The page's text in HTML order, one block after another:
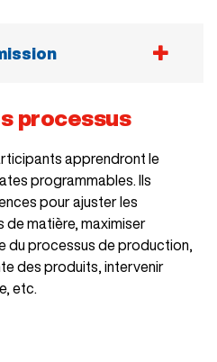
vous devez répondre
:
vos études à temps
deux sessions
année scolaire;
des études
temps plein pendant au
consécutives ou une
processus
apprendront le
programmables. Ils
pour ajuster les
de matière, maximiser
du processus de production,
des produits, intervenir
etc.